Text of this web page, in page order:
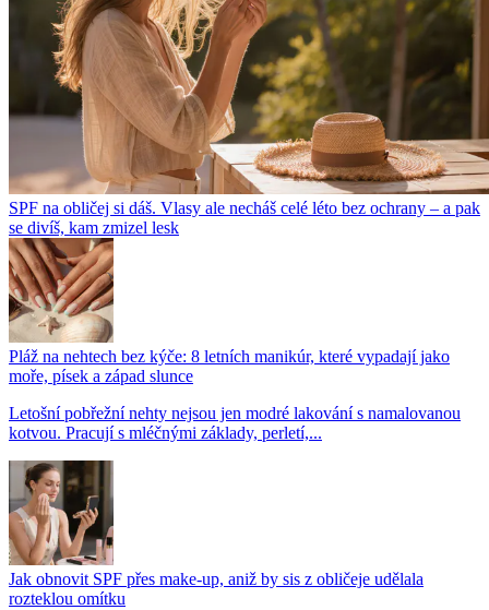
SPF na obličej si dáš. Vlasy ale necháš celé léto bez ochrany – a pak
se divíš, kam zmizel lesk
Pláž na nehtech bez kýče: 8 letních manikúr, které vypadají jako
moře, písek a západ slunce
Letošní pobřežní nehty nejsou jen modré lakování s namalovanou
kotvou. Pracují s mléčnými základy, perletí,...
Jak obnovit SPF přes make-up, aniž by sis z obličeje udělala
rozteklou omítku